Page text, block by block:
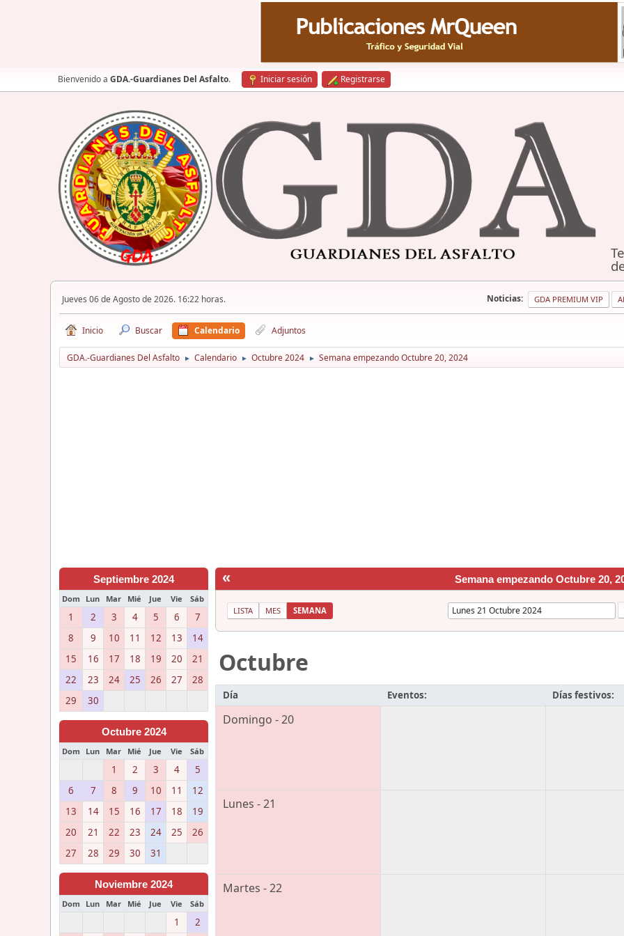
Bienvenido a GDA.-Guardianes Del Asfalto. Iniciar sesión Registrarse
Jueves 06 de Agosto de 2026. 16:22 horas. Noticias: GDA PREMIUM VIP
Inicio Buscar Calendario Adjuntos
GDA.-Guardianes Del Asfalto ► Calendario ► Octubre 2024 ► Semana empezando Octubre 20, 2024
Septiembre 2024
Dom Lun Mar Mié Jue Vie Sáb
1 2 3 4 5 6
7
8
9 10 11 12 13
14
15
16 17 18 19 20
21
22
23 24 25 26 27
28
29
30
Octubre 2024
Dom Lun Mar Mié Jue Vie Sáb
1 2 3 4
5
6
7 8 9 10 11
12
13
14 15 16 17 18
19
20
21 22 23 24 25
26
27
28 29 30 31
Noviembre 2024
Dom Lun Mar Mié Jue Vie Sáb
1 2
« Semana empezando Octubre 20,
LISTA MES SEMANA
Octubre
Día Eventos: Días festivos:
Domingo - 20
Lunes - 21
Martes - 22